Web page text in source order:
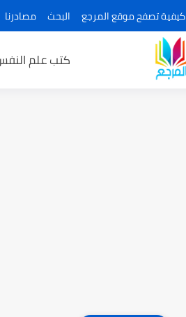
كيفية تصفح موقع المرجع البحث مصادرنا
كتب علم